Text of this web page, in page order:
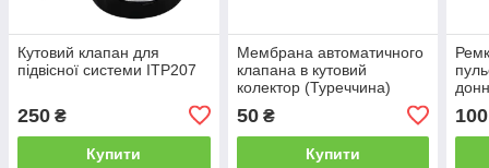
Кутовий клапан для
підвісної системи ITP207
250 ₴
Купити
Мембрана автоматичного
клапана в кутовий
колектор (Туреччина)
50₴
Купити
100